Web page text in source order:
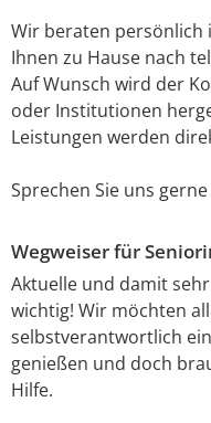
Wir beraten persönlich
Ihnen zu Hause nach
Auf Wunsch wird der
oder Institutionen
Leistungen werden
Sprechen Sie uns gerne
Wegweiser für
Aktuelle und damit
wichtig! Wir möchten
selbstverantwortlich
genießen und doch
Hilfe.